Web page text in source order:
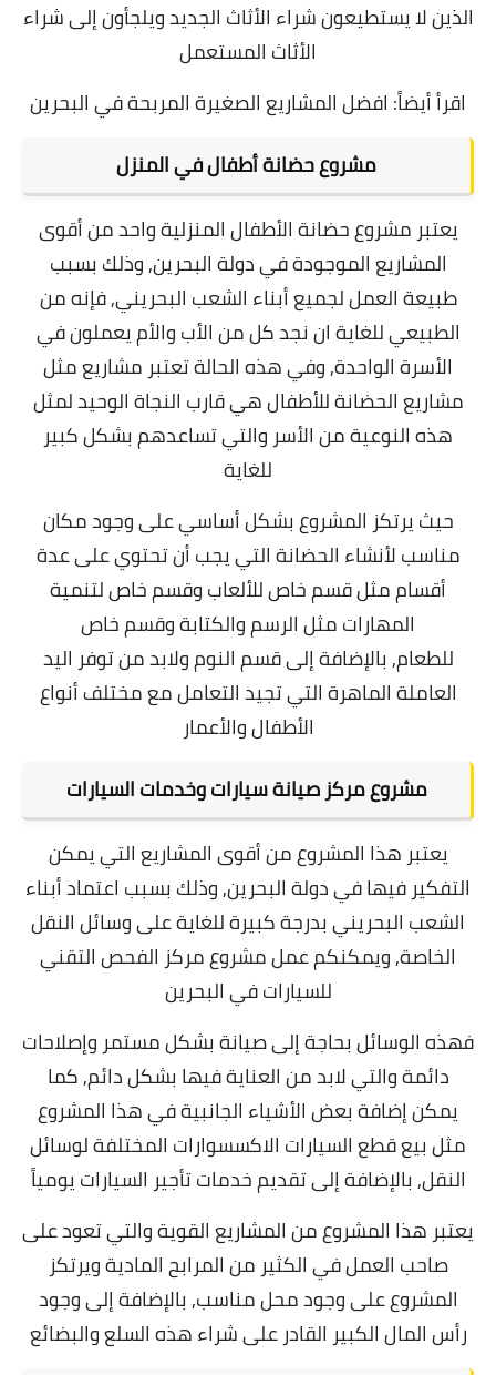
الذين لا يستطيعون شراء الأثاث الجديد ويلجأون إلى شراء
الأثاث المستعمل
اقرأ أيضاً: افضل المشاريع الصغيرة المربحة في البحرين
مشروع حضانة أطفال في المنزل
يعتبر مشروع حضانة الأطفال المنزلية واحد من أقوى
المشاريع الموجودة في دولة البحرين, وذلك بسبب
طبيعة العمل لجميع أبناء الشعب البحريني, فإنه من
الطبيعي للغاية ان نجد كل من الأب والأم يعملون في
الأسرة الواحدة,وفي هذه الحالة تعتبر مشاريع مثل
مشاريع الحضانة للأطفال هي قارب النجاة الوحيد لمثل
هذه النوعية من الأسر والتي تساعدهم بشكل كبير
للغاية
حيث يرتكز المشروع بشكل أساسي على وجود مكان
مناسب لأنشاء الحضانة التي يجب أن تحتوي على عدة
أقسام مثل قسم خاص للألعاب وقسم خاص لتنمية
المهارات مثل الرسم والكتابة وقسم خاص
للطعام,بالإضافة إلى قسم النوم ولابد من توفر اليد
العاملة الماهرة التي تجيد التعامل مع مختلف أنواع
الأطفال والأعمار
مشروع مركز صيانة سيارات وخدمات السيارات
يعتبر هذا المشروع من أقوى المشاريع التي يمكن
التفكير فيها في دولة البحرين, وذلك بسبب اعتماد أبناء
الشعب البحريني بدرجة كبيرة للغاية على وسائل النقل
الخاصة, ويمكنكم عمل مشروع مركز الفحص التقني
للسيارات في البحرين
فهذه الوسائل بحاجة إلى صيانة بشكل مستمر وإصلاحات
دائمة والتي لابد من العناية فيها بشكل دائم, كما
يمكن إضافة بعض الأشياء الجانبية في هذا المشروع
مثل بيع قطع السيارات الاكسسوارات المختلفة لوسائل
النقل, بالإضافة إلى تقديم خدمات تأجير السيارات يومياً
يعتبر هذا المشروع من المشاريع القوية والتي تعود على
صاحب العمل في الكثير من المرابح المادية ويرتكز
المشروع على وجود محل مناسب, بالإضافة إلى وجود
رأس المال الكبير القادر على شراء هذه السلع والبضائع